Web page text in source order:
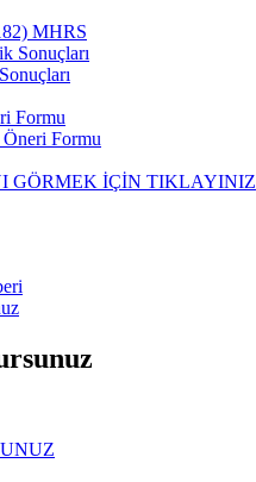
MHRS
Sonuçları
Formu
Öneri Formu
GÖRMEK İÇİN TIKLAYINIZ